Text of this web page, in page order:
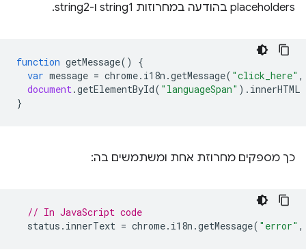
placeholders בהודעה במחרוזות string1 ו-string2.
function getMessage()
{
var message = chrome. i18n .getMessage( "click_here" ,
document.getElementById( "languageSpan" ). innerHTML
}
כך מספקים מחרוזת אחת ומשתמשים בה:
// In JavaScript code
status . innerText = chrome. i18n .getMessage( "error" ,